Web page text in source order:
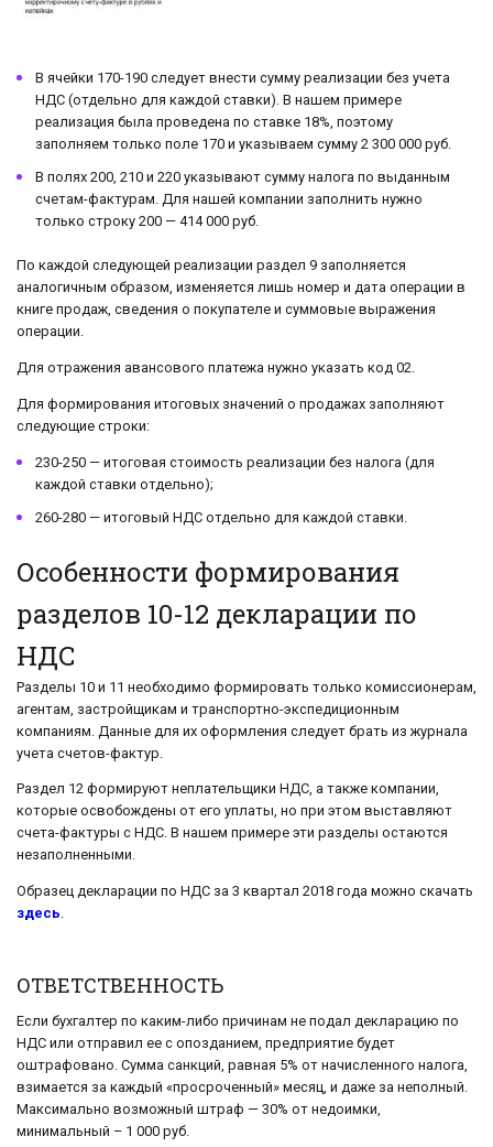
В ячейки 170-190 следует внести сумму реализации без учета
НДС (отдельно для каждой ставки). В нашем примере
реализация была проведена по ставке 18%, поэтому
заполняем только поле 170 и указываем сумму 2 300 000 руб.
В полях 200, 210 и 220 указывают сумму налога по выданным
счетам-фактурам. Для нашей компании заполнить нужно
только строку 200 — 414 000 руб.
По каждой следующей реализации раздел 9 заполняется
аналогичным образом, изменяется лишь номер и дата операции в
книге продаж, сведения о покупателе и суммовые выражения
операции.
Для отражения авансового платежа нужно указать код 02.
Для формирования итоговых значений о продажах заполняют
следующие строки:
230-250 — итоговая стоимость реализации без налога (для
каждой ставки отдельно);
260-280 — итоговый НДС отдельно для каждой ставки.
Особенности формирования
разделов 10-12 декларации по
НДС
Разделы 10 и 11 необходимо формировать только комиссионерам,
агентам, застройщикам и транспортно-экспедиционным
компаниям. Данные для их оформления следует брать из журнала
учета счетов-фактур.
Раздел 12 формируют неплательщики НДС, а также компании,
которые освобождены от его уплаты, но при этом выставляют
счета-фактуры с НДС. В нашем примере эти разделы остаются
незаполненными.
Образец декларации по НДС за 3 квартал 2018 года можно скачать
здесь.
ОТВЕТСТВЕННОСТЬ
Если бухгалтер по каким-либо причинам не подал декларацию по
НДС или отправил ее с опозданием, предприятие будет
оштрафовано. Сумма санкций, равная 5% от начисленного налога,
взимается за каждый «просроченный» месяц, и даже за неполный.
Максимально возможный штраф — 30% от недоимки,
минимальный – 1 000 руб.